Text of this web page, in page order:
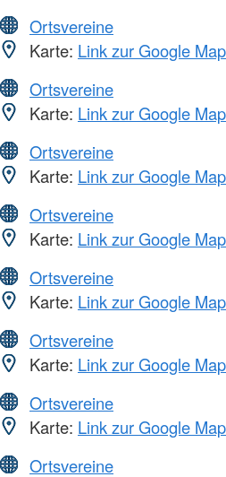
Ortsvereine
Karte: Link zur Google
Ortsvereine
Karte: Link zur Google
Ortsvereine
Karte: Link zur Google
Ortsvereine
Karte: Link zur Google
Ortsvereine
Karte: Link zur Google
Ortsvereine
Karte: Link zur Google
Ortsvereine
Karte: Link zur Google
Ortsvereine